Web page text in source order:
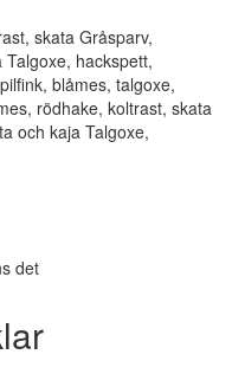
skata Gråsparv,
hackspett,
blåmes, talgoxe,
rödhake, koltrast, skata
och kaja Talgoxe,
det